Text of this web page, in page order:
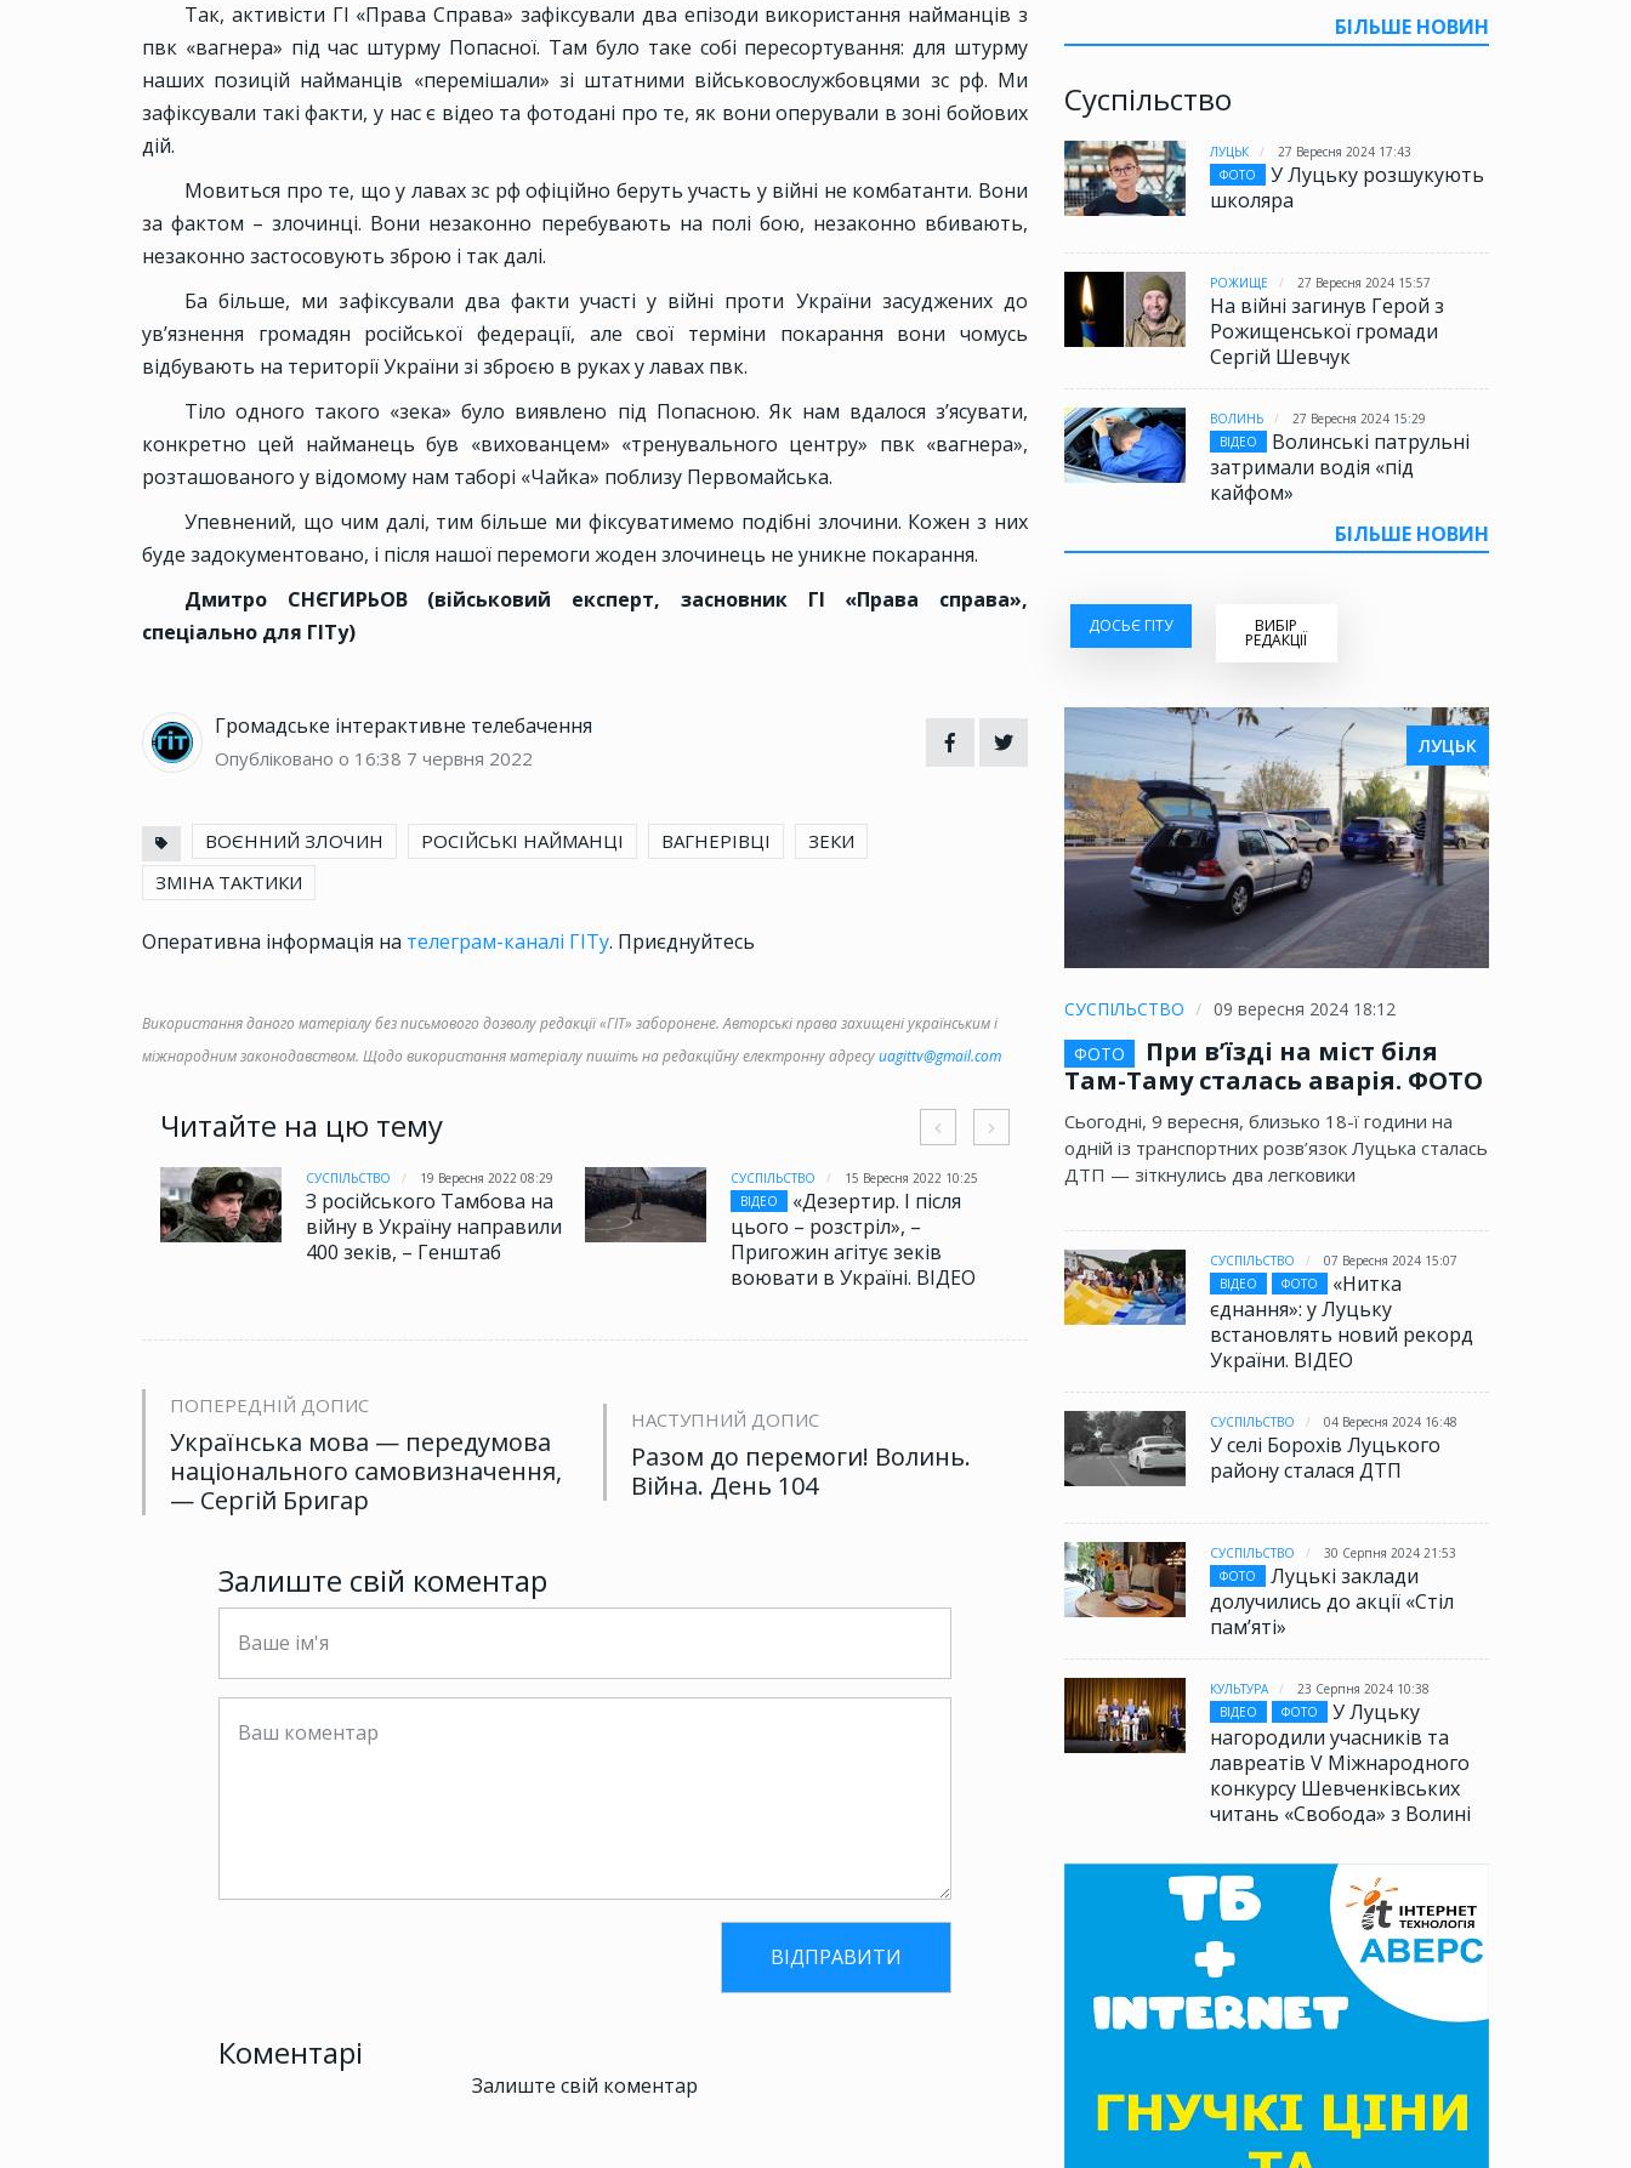
БІЛЬШЕ НОВИН
Суспільство
ЛУЦЬК
27 Вересня 2024 17:43
ФОТО
У Луцьку розшукують
школяра
РОЖИЩЕ 27 Вересня 2024 15:57
На війні загинув Герой з
Рожищенської громади
Сергій Шевчук
ВОЛИНЬ
27 Вересня 2024 15:29
ВІДЕО
Волинські патрульні
затримали водія «під
кайфом»
БІЛЬШЕ НОВИН
ДОСЬЄ ГІТУ ВИБІР
РЕДАКЦІЇ
ЛУЦЬК
СУСПІЛЬСТВО
09 вересня 2024 18:12
ФОТО
При в’їзді на міст біля
Там-Таму сталась аварія. ФОТО
Сьогодні, 9 вересня, близько 18-ї години на
одній із транспортних розв’язок Луцька сталась
ДТП — зіткнулись два легковики
СУСПІЛЬСТВО
07 Вересня 2024 15:07
ВІДЕО
ФОТО
«Нитка
єднання»: у Луцьку
встановлять новий рекорд
України. ВІДЕО
СУСПІЛЬСТВО 04 Вересня 2024 16:48
У селі Борохів Луцького
району сталася ДТП
СУСПІЛЬСТВО
30 Серпня 2024 21:53
ФОТО
Луцькі заклади
долучились до акції «Стіл
памʼяті»
КУЛЬТУРА
23 Серпня 2024 10:38
ВІДЕО
ФОТО
У Луцьку
нагородили учасників та
лавреатів V Міжнародного
конкурсу Шевченківських
читань «Свобода» з Волині
Так, активісти ГІ «Права Справа» зафіксували два епізоди використання найманців з
пвк «вагнера» під час штурму Попасної. Там було таке собі пересортування: для штурму
наших позицій найманців «перемішали» зі штатними військовослужбовцями зс рф. Ми
зафіксували такі факти, у нас є відео та фотодані про те, як вони оперували в зоні бойових
дій.
Мовиться про те, що у лавах зс рф офіційно беруть участь у війні не комбатанти. Вони
за фактом – злочинці. Вони незаконно перебувають на полі бою, незаконно вбивають,
незаконно застосовують зброю і так далі.
Ба більше, ми зафіксували два факти участі у війні проти України засуджених до
ув’язнення громадян російської федерації, але свої терміни покарання вони чомусь
відбувають на території України зі зброєю в руках у лавах пвк.
Тіло одного такого «зека» було виявлено під Попасною. Як нам вдалося з’ясувати,
конкретно цей найманець був «вихованцем» «тренувального центру» пвк «вагнера»,
розташованого у відомому нам таборі «Чайка» поблизу Первомайська.
Упевнений, що чим далі, тим більше ми фіксуватимемо подібні злочини. Кожен з них
буде задокументовано, і після нашої перемоги жоден злочинець не уникне покарання.
Дмитро СНЄГИРЬОВ (військовий експерт, засновник ГІ «Права справа»,
спеціально для ГІТу)
Громадське інтерактивне телебачення
Опубліковано о 16:38 7 червня 2022
ВОЄННИЙ ЗЛОЧИН РОСІЙСЬКІ НАЙМАНЦІ ВАГНЕРІВЦІ
ЗЕКИ
ЗМІНА ТАКТИКИ
Оперативна інформація на телеграм-каналі ГІТу. Приєднуйтесь
Використання даного матеріалу без письмового дозволу редакції «ГІТ» заборонене. Авторські права захищені українським і
міжнародним законодавством. Щодо використання матеріалу пишіть на редакційну електронну адресуuagittv@gmail.com
Читайте на цю тему
СУСПІЛЬСТВО 19 Вересня 2022 08:29
З російського Тамбова на
війну в Україну направили
400 зеків, – Генштаб
СУСПІЛЬСТВО
15 Вересня 2022 10:25
ВІДЕО
«Дезертир. І після
цього – розстріл», –
Пригожин агітує зеків
воювати в Україні. ВІДЕО
СУСПІЛЬСТВО 15 Серпня 2022 18:40
знищили понад сто
«вагнерівців», – Гайдай
ПОПЕРЕДНІЙ ДОПИС
Українська мова — передумова
національного самовизначення,
— Сергій Бригар
НАСТУПНИЙ ДОПИС
Разом до перемоги! Волинь.
Війна. День 104
Залиште свій коментар
Коментарі
Залиште свій коментар